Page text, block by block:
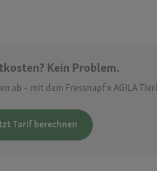
Kein Problem.
ab – mit dem Fressnapf x AGILA
Tarif berechnen